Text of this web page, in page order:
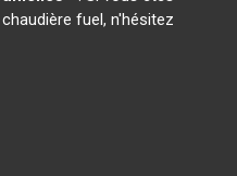
fuel, n'hésitez